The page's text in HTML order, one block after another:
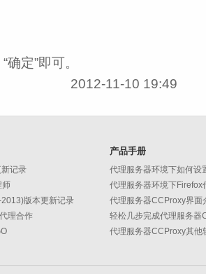
确定”即可。
2012-11-10 19:49
记录
师
版本更新记录
理合作
产品手册
代理服务器环境下如何设
代理服务器环境下Firefox
代理服务器CCProxy界面
轻松几步完成代理服务器
代理服务器CCProxy其他